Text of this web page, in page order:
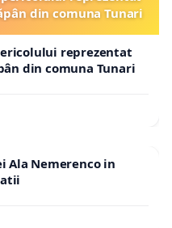
din comuna Tunari
reprezentat
din comuna Tunari
Ala Nemerenco in